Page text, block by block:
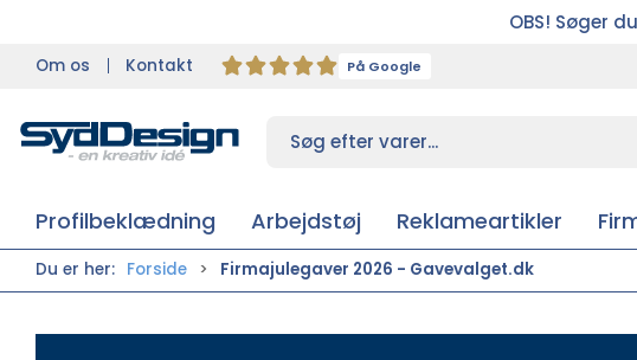
OBS! Søger
Om os Kontakt På Google
Profilbeklædning Arbejdstøj Reklameartikler
Du er her: Forside Firmajulegaver 2026 - Gavevalget.dk